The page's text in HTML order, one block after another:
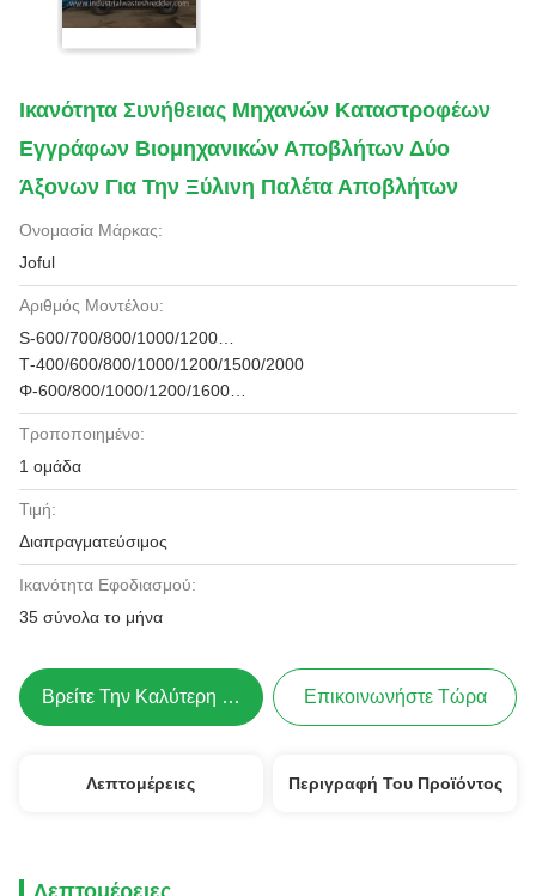
Ικανότητα Συνήθειας Μηχανών Καταστροφέων
Εγγράφων Βιομηχανικών Αποβλήτων Δύο
Άξονων Για Την Ξύλινη Παλέτα Αποβλήτων
Ονομασία Μάρκας:
Joful
Αριθμός Μοντέλου:
S-600/700/800/1000/1200…
Τ-400/600/800/1000/1200/1500/2000
Φ-600/800/1000/1200/1600…
Τροποποιημένο:
1 ομάδα
Τιμή:
Διαπραγματεύσιμος
Ικανότητα Εφοδιασμού:
35 σύνολα το μήνα
Βρείτε Την Καλύτερη Τιμή Επικοινωνήστε Τώρα
Λεπτομέρειες Περιγραφή Του Προϊόντος
Λεπτομέρειες